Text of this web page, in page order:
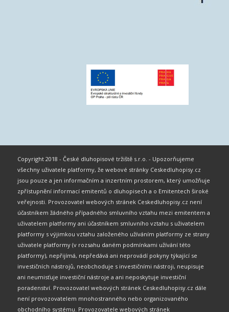
Copyright 2018 - České dluhopisové tržiště s.r.o. - Upozorňujeme
všechny uživatele platformy, že webové stránky Ceskedluhopisy.cz
jsou pouze a jen informačním a inzertním prostorem, který umožňuje
zpřístupnění informací emitentů o dluhopisech a o Emitentech široké
veřejnosti. Provozovatel webových stránek Ceskedluhopisy.cz není
účastníkem žádného případného smluvního vztahu mezi emitentem a
uživatelem platformy ani účastníkem smluvního vztahu s uživatelem
platformy s výjimkou vztahu založeného užíváním platformy ze strany
uživatele platformy (v rozsahu daném podmínkami užívání této
platformy), nepřijímá, nepředává ani neprovádí pokyny týkající se
investičních nástrojů, neobchoduje s investičními nástroji, neupisuje
ani neumisťuje investiční nástroje a ani neposkytuje investiční
poradenství. Provozovatel webových stránek Ceskedluhopisy.cz dále
není provozovatelem mnohostranného nebo organizovaného
obchodního systému. Provozovatele webových stránek